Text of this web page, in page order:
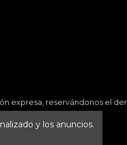
expresa, reservándonos el
y los anuncios.